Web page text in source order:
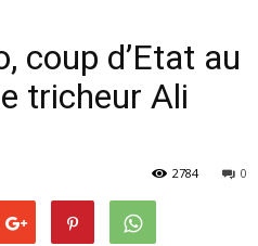
coup d’Etat au
tricheur Ali
0
2784